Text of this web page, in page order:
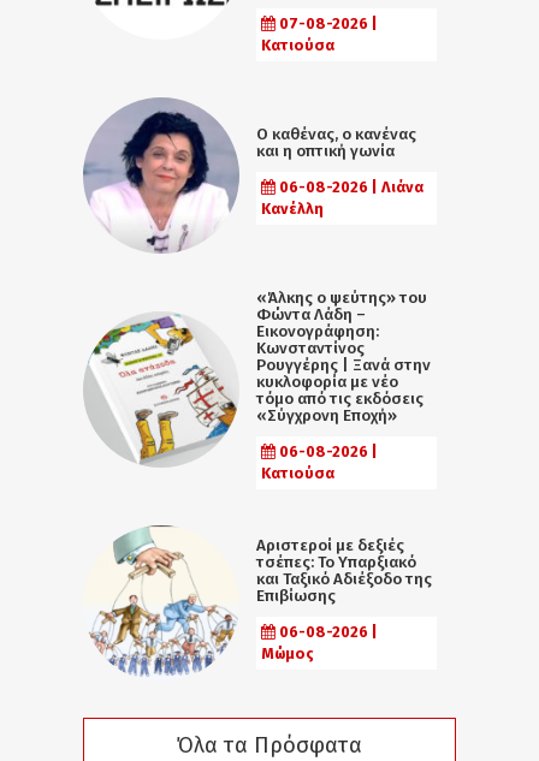
07-08-2026 |
Κατιούσα
Ο καθένας, ο κανένας
και η οπτική γωνία
06-08-2026 | Λιάνα
Κανέλλη
«Άλκης ο ψεύτης» του
Φώντα Λάδη –
Εικονογράφηση:
Κωνσταντίνος
Ρουγγέρης | Ξανά στην
κυκλοφορία με νέο
τόμο από τις εκδόσεις
«Σύγχρονη Εποχή»
06-08-2026 |
Κατιούσα
Αριστεροί με δεξιές
τσέπες: Το Υπαρξιακό
και Ταξικό Αδιέξοδο της
Επιβίωσης
06-08-2026 |
Μώμος
Όλα τα Πρόσφατα